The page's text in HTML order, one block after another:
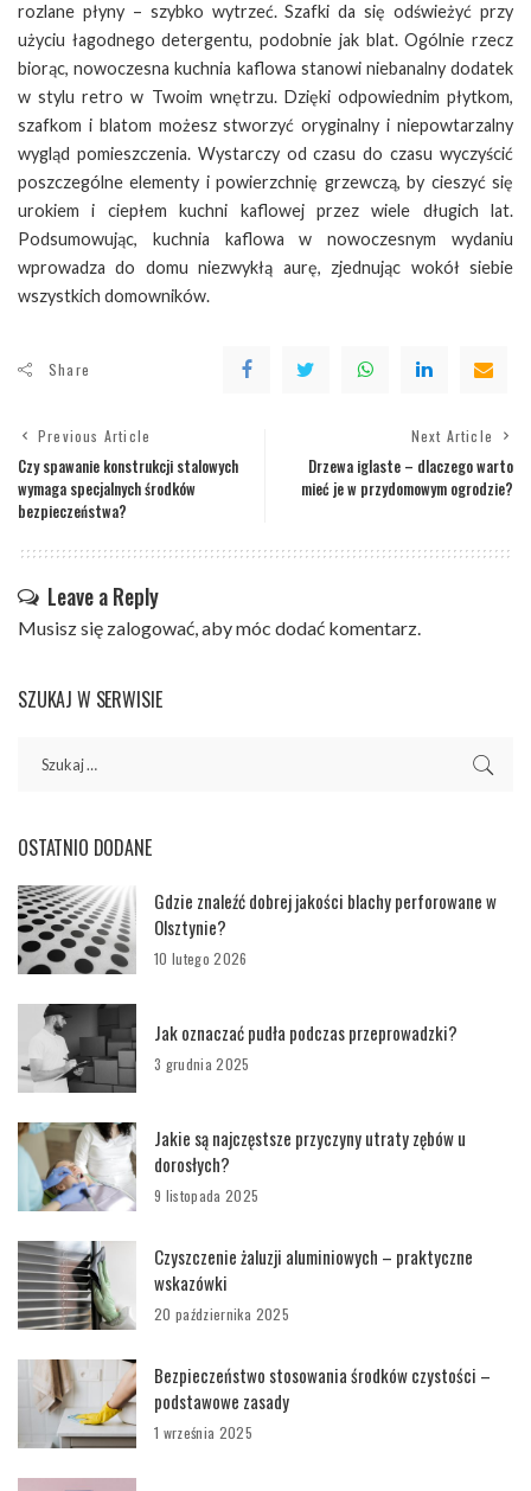
rozlane płyny – szybko wytrzeć. Szafki da się odświeżyć przy
użyciu łagodnego detergentu, podobnie jak blat. Ogólnie rzecz
biorąc, nowoczesna kuchnia kaflowa stanowi niebanalny dodatek
w stylu retro w Twoim wnętrzu. Dzięki odpowiednim płytkom,
szafkom i blatom możesz stworzyć oryginalny i niepowtarzalny
wygląd pomieszczenia. Wystarczy od czasu do czasu wyczyścić
poszczególne elementy i powierzchnię grzewczą, by cieszyć się
urokiem i ciepłem kuchni kaflowej przez wiele długich lat.
Podsumowując, kuchnia kaflowa w nowoczesnym wydaniu
wprowadza do domu niezwykłą aurę, zjednując wokół siebie
wszystkich domowników.
Share
Previous Article
Czy spawanie konstrukcji stalowych
wymaga specjalnych środków
bezpieczeństwa?
Next Article
Drzewa iglaste – dlaczego warto
mieć je w przydomowym ogrodzie?
Leave a Reply
Musisz się zalogować, aby móc dodać komentarz.
SZUKAJ W SERWISIE
OSTATNIO DODANE
Gdzie znaleźć dobrej jakości blachy perforowane w
Olsztynie?
10 lutego 2026
Jak oznaczać pudła podczas przeprowadzki?
3 grudnia 2025
Jakie są najczęstsze przyczyny utraty zębów u
dorosłych?
9 listopada 2025
Czyszczenie żaluzji aluminiowych – praktyczne
wskazówki
20 października 2025
Bezpieczeństwo stosowania środków czystości –
podstawowe zasady
1 września 2025